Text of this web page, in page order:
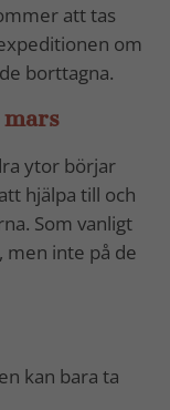
att tas
om
borttagna.
mars
ytor börjar
hjälpa till och
Som vanligt
men inte på de
kan bara ta